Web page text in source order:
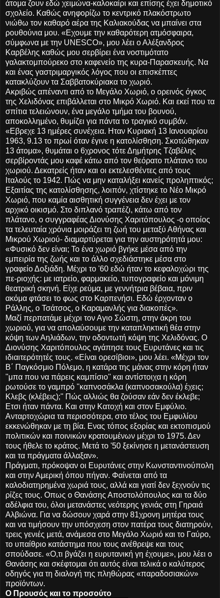
άτομα ζουν εδώ χειμώνα-καλοκαίρι και επίσης έχει δημοτικό
σχολείο. Καθώς ανηφορίζω το κεντρικό πλακόστρωτο
νιώθω τον καθαρό αέρα της Καλιακούδας να μπαίνει στα
ρουθούνια μου. «Εχουμε την καθαρότερη ατμόσφαιρα,
σύμφωνα με την UNESCO», μου λέει ο Αλέξανδρος
Καρβέλης καθώς μου σερβίρει ένα νοστιμότατο
γαλακτομπούρεκο στο καφενείο της κυρα-Παρασκευής. Να
και ένας γαστριμαργικός λόγος που οι επισκέπτες
κατακλύζουν τα Σαββατοκύριακα το χωριό.
Ακριβώς απέναντι από το Μεγάλο Χωριό, ο ορεινός όγκος
της Χελιδόνας επιβάλλεται στο Μικρό Χωριό. Και εκεί που τα
σπίτια τελειώνουν, ένα μεγάλο τμήμα του βουνού,
αποκολλημένο, θυμίζει για πάντα το τραγικό συμβάν.
«Εβρεχε 13 ημέρες συνέχεια. Ηταν Κυριακή 13 Ιανουαρίου
1963, 9.13 το πρωί όταν έγινε η κατολίσθηση. Σκοτώθηκαν
13 άτομα», θυμάται ο 6χρονος τότε Δημήτρης Τζαβέλης
σερβίροντάς μου καφέ κάτω από τον θεόρατο πλάτανο του
χωριού. Δεκατρείς ήταν και οι εκτελεσθέντες από τους
Ιταλούς το 1942. Πώς να μην καταλήξει κανείς προληπτικός;
Εξαιτίας της κατολίσθησης, λοιπόν, χτίστηκε το Νέο Μικρό
Χωριό, που καμία αισθητική συγγένεια δεν έχει με τον
αρχικό οικισμό. Στο διπλανό τραπέζι, κάτω από τον
πλάτανο, ο συγγραφέας Διονύσης Χαριτόπουλος -ο οποίος
τα τελευταία χρόνια μοιράζει τη ζωή του μεταξύ Αθήνας και
Μικρού Χωριού- διαμαρτύρεται για την αυστηρότητά μου:
«Φυσικό δεν είναι; Το ένα χωριό βγήκε μέσα από την
εμπειρία της ζωής και το άλλο σχεδιάστηκε μέσα στο
γραφείο Δοξιάδη. Μέχρι το '60 εδώ ήταν το κεφαλοχώρι της
πε-ριοχής: με ιατρείο, φαρμακείο, τυπογραφείο και μόνιμη
θεατρική σκηνή. Είχε ρεύμα, με γεννήτρια βέβαια, πριν
ακόμα φτάσει το φως στο Καρπενήσι. Εδώ έρχονταν ο
Ράλλης, ο Τσάτσος, ο Καραμανλής για διακοπές».
Μαζί περπατάμε μέχρι τον Αγιο Σώστη, στην άκρη του
χωριού, για να απολαύσουμε την καταπληκτική θέα στην
κόψη των Αηλιάδων, την οδοντωτή κόψη της Χελιδόνας. Ο
Διονύσης Χαριτόπουλος αγάπησε τους Ευρυτάνες και τις
ιδιαιτερότητές τους. «Είναι ορεσίβιοι», μου λέει. «Μέχρι τον
Β΄ Παγκόσμιο Πόλεμο, η κατάρα της μάνας στην κόρη ήταν
''μπα που να πάρεις καμπίσιο'' και αντίστοιχα η κόρη
ρωτούσε το γαμπρό ''καπνοσάκλα (καπνοσακούλα) έχεις;
Κλεβς (κλέβεις);'' Πώς αλλιώς θα ζούσαν εάν δεν έκλεβε;
Ετσι ήταν πάντα. Και στην Κατοχή και στον Εμφύλιο.
Ανταρτοχώρια τα περισσότερα, στο τέλος του Εμφυλίου
εκκενώθηκαν με τη βία. Ενας τόπος εξορίας και εκτοπισμού
πολιτικών και ποινικών κρατουμένων μέχρι το 1975. Δεν
τους ήθελε το κράτος. Μετά το '50 ξεκίνησε η μετανάστευση
και τα πράγματα άλλαξαν».
Πράγματι, πρόκοψαν οι Ευρυτάνες στην Κωνσταντινούπολη
και στην Αμερική όπου πήγαν. Φαίνεται από τα
καλοδιατηρημένα χωριά τους, αλλά και γιατί δεν ξεχνούν τις
ρίζες τους. Οπως ο Θανάσης Αποστολόπουλος και τα δύο
αδέλφια του, όλοι μετανάστες νεότερης γενιάς στη Γηραιά
Αλβιώνα. Για να δώσουν χαρά στην 81χρονη μητέρα τους
και να τιμήσουν την υπόσχεση στον πατέρα τους διατηρούν,
τρεις γενιές μετά, ανάμεσα στο Μεγάλο Χωριό και το Γαύρο,
το υπαίθριο κατάστημα που τους ανέθρεψε και τους
σπούδασε. «Ο,τι βγάζει η ευρυτανική γη έχουμε», μου λέει ο
Θανάσης και σκέφτομαι ότι αυτός είναι τελικά ο καλύτερος
οδηγός για τη διαλογή της πληθώρας «παραδοσιακών»
προϊόντων.
Ο Προυσός και το προσούτο